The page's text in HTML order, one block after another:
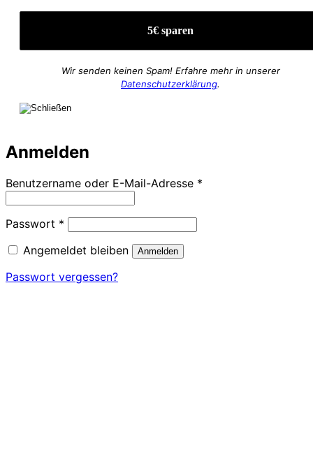
Wir senden keinen Spam! Erfahre mehr in unserer
Datenschutzerklärung.
Anmelden
Benutzername oder E-Mail-Adresse *
Passwort * Erforderlich
Angemeldet bleiben
Anmelden
Passwort vergessen?